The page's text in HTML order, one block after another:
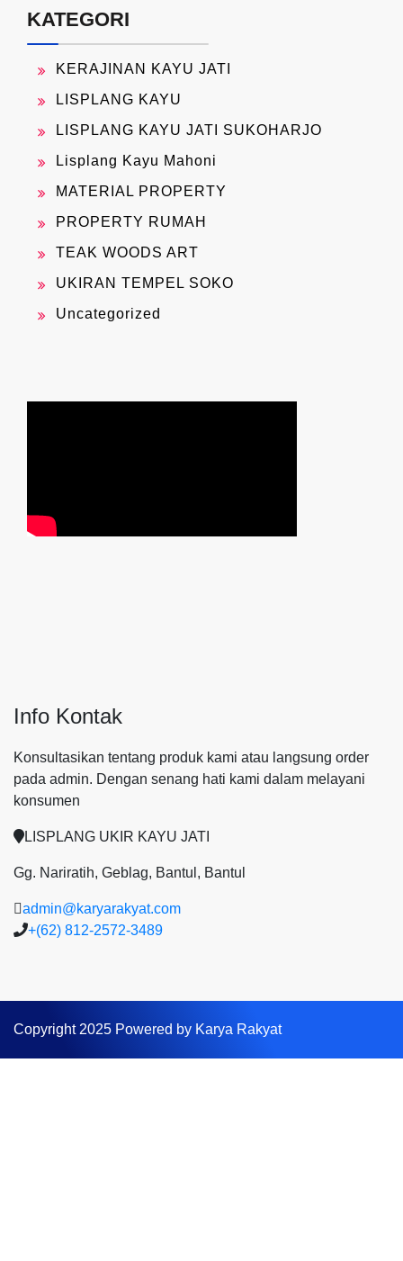
KATEGORI
KERAJINAN KAYU JATI
LISPLANG KAYU
LISPLANG KAYU JATI SUKOHARJO
Lisplang Kayu Mahoni
MATERIAL PROPERTY
PROPERTY RUMAH
TEAK WOODS ART
UKIRAN TEMPEL SOKO
Uncategorized
Info Kontak
Konsultasikan tentang produk kami atau langsung order
pada admin. Dengan senang hati kami dalam melayani
konsumen
LISPLANG UKIR KAYU JATI
Gg. Nariratih, Geblag, Bantul, Bantul
admin@karyarakyat.com
+(62) 812-2572-3489
Copyright 2025 Powered by Karya Rakyat